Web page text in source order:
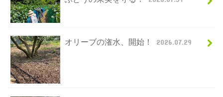
オリーブの潅水、開始！ 2026.07.29